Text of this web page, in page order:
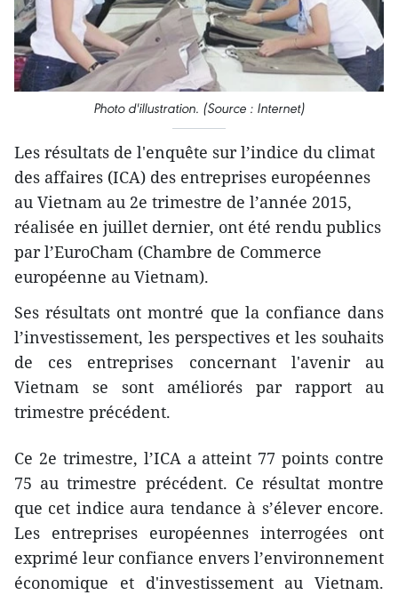
Photo d'illustration. (Source : Internet)
Les résultats de l'enquête sur l’indice du climat
des affaires (ICA) des entreprises européennes
au Vietnam au 2e trimestre de l’année 2015,
réalisée en juillet dernier, ont été rendu publics
par l’EuroCham (Chambre de Commerce
européenne au Vietnam).
Ses résultats ont montré que la confiance dans
l’investissement, les perspectives et les souhaits
de ces entreprises concernant l'avenir au
Vietnam se sont améliorés par rapport au
trimestre précédent.
​​Ce 2e trimestre, l’ICA a atteint 77 points contre
75 au trimestre précédent. Ce résultat montre
que cet indice aura tendance à s’élever encore.
Les entreprises européennes interrogées ont
exprimé leur confiance envers l’environnement
économique et d'investissement au Vietnam.